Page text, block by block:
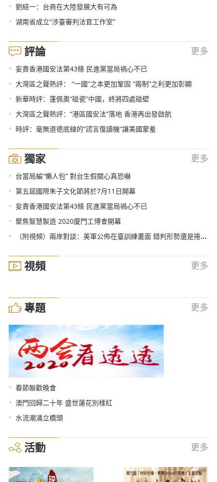
• 劉結一：台商在大陸發展大有可為
• 湖南省成立“涉臺審判法官工作室”
評論 更多
• 妄責香港國安法第43條 民進黨當局禍心不已
• 大灣區之聲熱評： “一國”之本更加鞏固 “兩制”之利更加彰顯
• 新華時評：蓬佩奧“碰瓷”中國，終將四處碰壁
• 大灣區之聲熱評：“港區國安法”落地 香港再出發啟航
• 時評：毫無道德底線的“謊言復讀機”讓美國蒙羞
獨家 更多
• 台當局編“懶人包” 對台生假關心真恐嚇
• 第五屆國際朱子文化節將於7月11日開幕
• 妄責香港國安法第43條 民進黨當局禍心不已
• 聚焦智慧製造 2020廈門工博會開幕
• （附視頻）兩岸對談：美軍公佈在臺訓練畫面 錯判形勢還是捲入戰爭？
視頻 更多
專題 更多
• 春節聯歡晚會
• 澳門回歸二十年 盛世蓮花別樣紅
• 水流潮涌立橋頭
活動 更多